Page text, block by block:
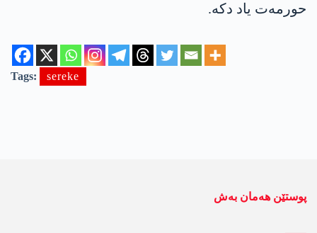
حورمەت یاد دکە.
Tags: sereke
پوستێن ھەمان بەش